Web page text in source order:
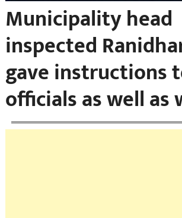
Municipality head
inspected
gave instructions
officials as well as